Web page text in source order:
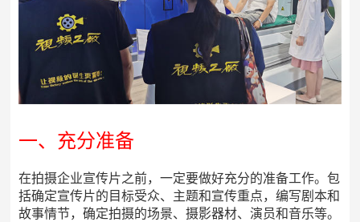
一、充分准备
在拍摄企业宣传片之前，一定要做好充分的准备工作。包
括确定宣传片的目标受众、主题和宣传重点，编写剧本和
故事情节，确定拍摄的场景、摄影器材、演员和音乐等。